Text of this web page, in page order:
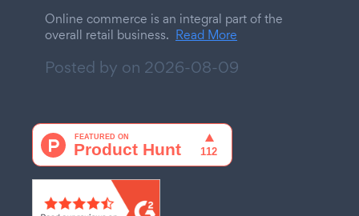
Online commerce is an integral part of the
overall retail business. Read More
Posted by on 2026-08-09